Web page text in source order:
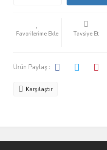
Tavsiye Et
Ürün Paylaş :
Karşılaştır